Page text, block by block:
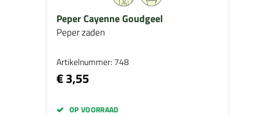
Peper Cayenne Goudgeel
Peper zaden
Artikelnummer: 748
€ 3,55
OP VOORRAAD